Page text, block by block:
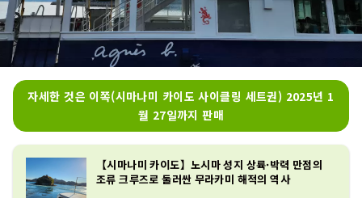
자세한 것은 이쪽(시마나미 카이도 사이클링 세트권) 2025년 1
월 27일까지 판매
【시마나미 카이도】노시마 성지 상륙·박력 만점의
조류 크루즈로 둘러싼 무라카미 해적의 역사